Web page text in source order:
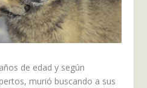
de edad y según
murió buscando a sus